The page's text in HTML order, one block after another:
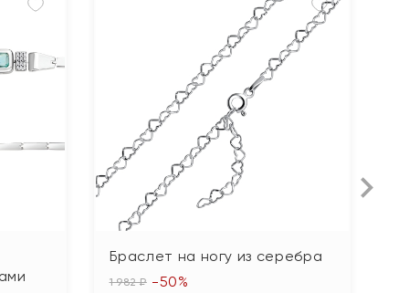
Браслет на ногу из серебра
1 982 ₽ -50%